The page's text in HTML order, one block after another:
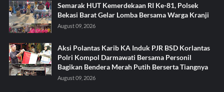
Semarak HUT Kemerdekaan RI Ke-81, Polsek
Bekasi Barat Gelar Lomba Bersama Warga Kranji
August 09, 2026
Aksi Polantas Karib KA Induk PJR BSD Korlantas
Polri Kompol Darmawati Bersama Personil
Bagikan Bendera Merah Putih Berserta Tiangnya
August 09, 2026